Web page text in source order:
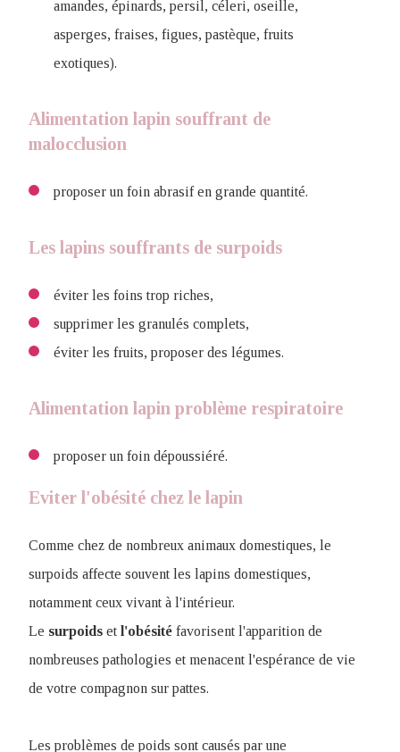
amandes, épinards, persil, céleri, oseille,
asperges, fraises, figues, pastèque, fruits
exotiques).
Alimentation lapin souffrant de
malocclusion
proposer un foin abrasif en grande quantité.
Les lapins souffrants de surpoids
éviter les foins trop riches,
supprimer les granulés complets,
éviter les fruits, proposer des légumes.
Alimentation lapin problème respiratoire
proposer un foin dépoussiéré.
Eviter l'obésité chez le lapin
Comme chez de nombreux animaux domestiques, le
surpoids affecte souvent les lapins domestiques,
notamment ceux vivant à l'intérieur.
Le surpoids et l'obésité favorisent l'apparition de
nombreuses pathologies et menacent l'espérance de vie
de votre compagnon sur pattes.
Les problèmes de poids sont causés par une